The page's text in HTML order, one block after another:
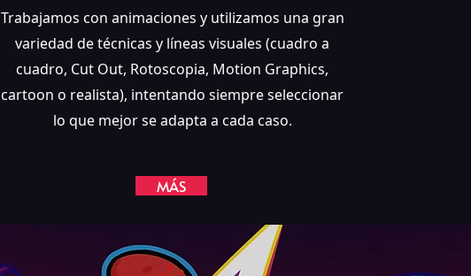
Trabajamos con animaciones y utilizamos una gran
variedad de técnicas y líneas visuales (cuadro a
cuadro, Cut Out, Rotoscopia, Motion Graphics,
cartoon o realista), intentando siempre seleccionar
lo que mejor se adapta a cada caso.
MÁS